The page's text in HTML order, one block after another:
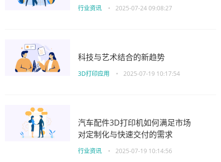
行业资讯 • 2025-07-24 09:08:27
科技与艺术结合的新趋势
3D打印应用 • 2025-07-19 10:17:54
汽车配件3D打印机如何满足市场
对定制化与快速交付的需求
行业资讯 • 2025-07-19 10:14:56